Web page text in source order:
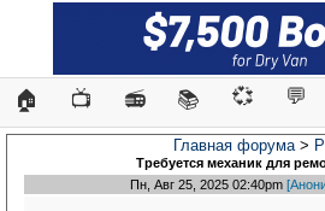
🏠 📺 📻 📚 💞 💬
Главная форума>
Требуется механик для
Пн, Авг 25, 2025 02:40pm